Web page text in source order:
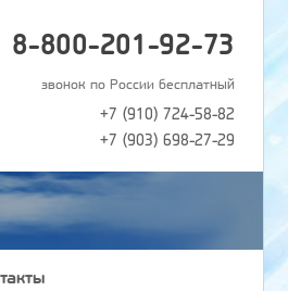
8-800-201-92-73
звонок по России бесплатный
+7 (910) 724-58-82
+7 (903) 698-27-29